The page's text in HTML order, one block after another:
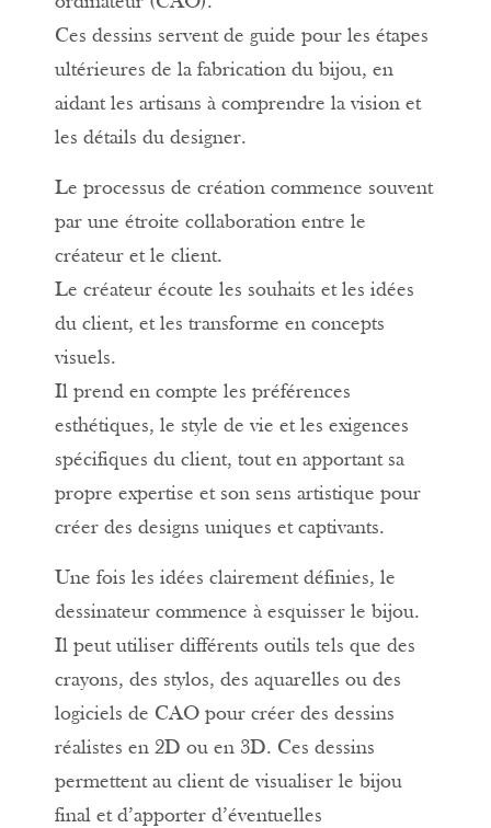
Ces dessins servent de guide pour les étapes
ultérieures de la fabrication du bijou, en
aidant les artisans à comprendre la vision et
les détails du designer.
Le processus de création commence souvent
par une étroite collaboration entre le
créateur et le client.
Le créateur écoute les souhaits et les idées
du client, et les transforme en concepts
visuels.
Il prend en compte les préférences
esthétiques, le style de vie et les exigences
spécifiques du client, tout en apportant sa
propre expertise et son sens artistique pour
créer des designs uniques et captivants.
Une fois les idées clairement définies, le
dessinateur commence à esquisser le bijou.
Il peut utiliser différents outils tels que des
crayons, des stylos, des aquarelles ou des
logiciels de CAO pour créer des dessins
réalistes en 2D ou en 3D. Ces dessins
permettent au client de visualiser le bijou
final et d’apporter d’éventuelles